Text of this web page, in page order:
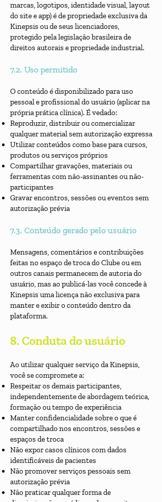
marcas, logotipos, identidade visual, layout
do site e app) é de propriedade exclusiva da
Kinepsis ou de seus licenciadores,
protegido pela legislação brasileira de
direitos autorais e propriedade industrial.
7.2. Uso permitido
O conteúdo é disponibilizado para uso
pessoal e profissional do usuário (aplicar na
própria prática clínica). É vedado:
Reproduzir, distribuir ou comercializar
qualquer material sem autorização expressa
Utilizar conteúdos como base para cursos,
produtos ou serviços próprios
Compartilhar gravações, materiais ou
ferramentas com não-assinantes ou não-
participantes
Gravar encontros, sessões ou eventos sem
autorização prévia
7.3. Conteúdo gerado pelo usuário
Mensagens, comentários e contribuições
feitas no espaço de troca do Clube ou em
outros canais permanecem de autoria do
usuário, mas ao publicá-las você concede à
Kinepsis uma licença não exclusiva para
manter e exibir o conteúdo dentro da
plataforma.
8. Conduta do usuário
Ao utilizar qualquer serviço da Kinepsis,
você se compromete a:
Respeitar os demais participantes,
independentemente de abordagem teórica,
formação ou tempo de experiência
Manter confidencialidade sobre o que é
compartilhado nos encontros, sessões e
espaços de troca
Não expor casos clínicos com dados
identificáveis de pacientes
Não promover serviços pessoais sem
autorização prévia
Não praticar qualquer forma de